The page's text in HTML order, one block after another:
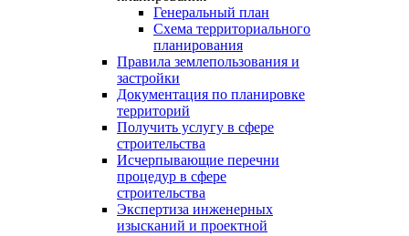
Генеральный план
Схема территориального
планирования
Правила землепользования и
застройки
Документация по планировке
территорий
Получить услугу в сфере
строительства
Исчерпывающие перечни
процедур в сфере
строительства
Экспертиза инженерных
изысканий и проектной